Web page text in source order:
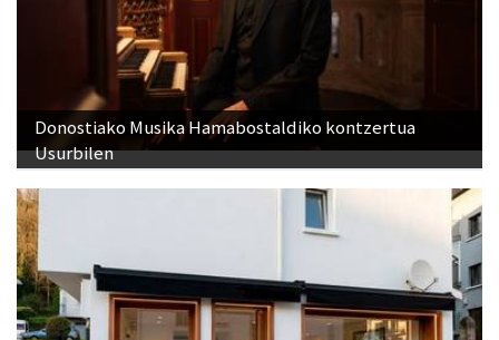
Donostiako Musika Hamabostaldiko kontzertua
Usurbilen